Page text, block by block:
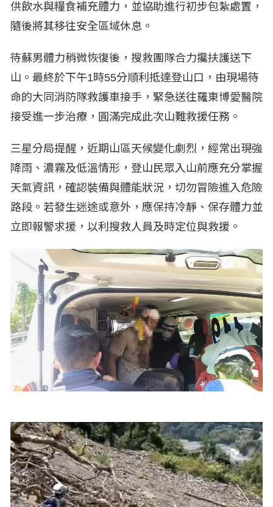
供飲水與糧食補充體力，並協助進行初步包紮處置，
隨後將其移往安全區域休息。
待蘇男體力稍微恢復後，搜救團隊合力攙扶護送下
山。最終於下午1時55分順利抵達登山口，由現場待
命的大同消防隊救護車接手，緊急送往羅東博愛醫院
接受進一步治療，圓滿完成此次山難救援任務。
三星分局提醒，近期山區天候變化劇烈，經常出現強
降雨、濃霧及低溫情形，登山民眾入山前應充分掌握
天氣資訊，確認裝備與體能狀況，切勿冒險進入危險
路段。若發生迷途或意外，應保持冷靜、保存體力並
立即報警求援，以利搜救人員及時定位與救援。